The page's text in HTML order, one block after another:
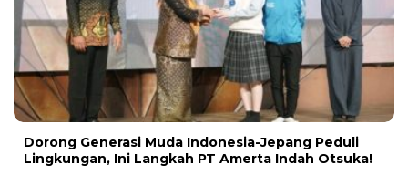
Dorong Generasi Muda Indonesia-Jepang Peduli
Lingkungan, Ini Langkah PT Amerta Indah Otsuka!